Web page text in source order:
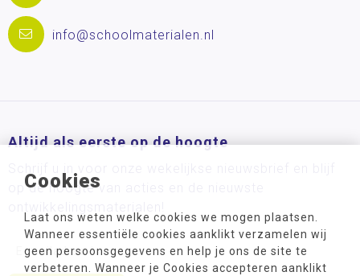
Cookies
Laat ons weten welke cookies we mogen plaatsen.
Wanneer essentiële cookies aanklikt verzamelen wij
geen persoonsgegevens en help je ons de site te
verbeteren. Wanneer je Cookies accepteren aanklikt
info@schoolmaterialen.nl
Altijd als eerste op de hoogte
op de hoogte van acties en de nieuwste